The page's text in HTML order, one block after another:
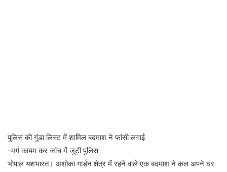
पुलिस की गुंडा लिस्ट में शामिल बदमाश ने फांसी लगाई
-मर्ग कायम कर जांच में जुटी पुलिस
भोपाल यशभारत। अशोका गार्डन क्षेत्र में रहने वाले एक बदमाश ने कल अपने घर